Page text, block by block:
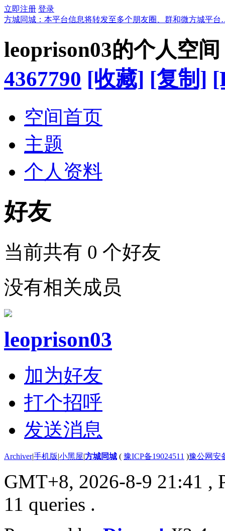
立即注册 登录
方城同城：本平台信息将转发至多个朋友圈、群和微方城平
leoprison03的个人空间
4367790 [收藏] [复制]
空间首页
主题
个人资料
好友
当前共有 0 个好友
没有相关成员
leoprison03
加为好友
打个招呼
发送消息
Archiver|手机版|小黑屋|方城同城 ( 豫ICP备19024511 )豫公网安
GMT+8, 2026-8-9 21:41 ,
11 queries .